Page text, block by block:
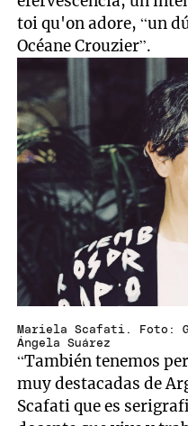
toi qu'on adore, “un
Océane Crouzier”.
Mariela Scafati. Foto:
Ángela Suárez
“También tenemos
muy destacadas de
Scafati que es